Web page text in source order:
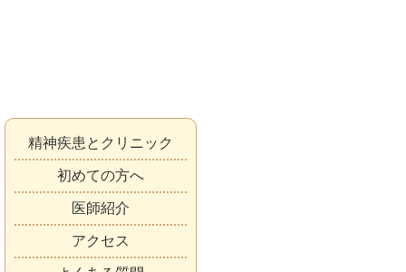
精神疾患とクリニック
初めての方へ
医師紹介
アクセス